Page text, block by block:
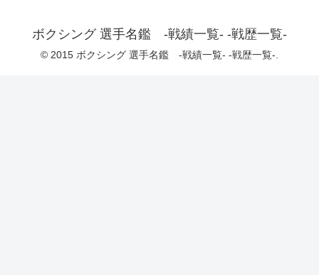
ボクシング 選手名鑑 -戦績一覧- -戦歴一覧-
© 2015 ボクシング 選手名鑑 -戦績一覧- -戦歴一覧-.